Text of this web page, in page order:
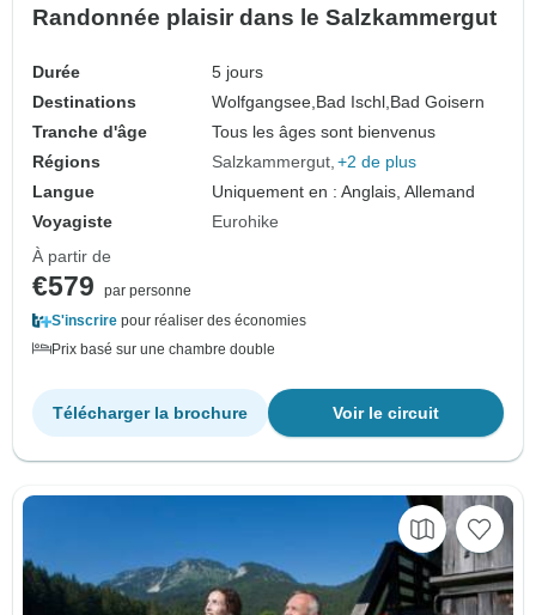
Randonnée plaisir dans le Salzkammergut
Durée
5 jours
Destinations
Wolfgangsee, Bad Ischl, Bad Goisern
Tranche d'âge
Tous les âges sont bienvenus
Régions
Salzkammergut +2 de plus
Langue
Uniquement en : Anglais, Allemand
Voyagiste
Eurohike
À partir de
€579
par personne
S'inscrire pour réaliser des économies
Prix basé sur une chambre double
Voir le circuit
Télécharger la brochure